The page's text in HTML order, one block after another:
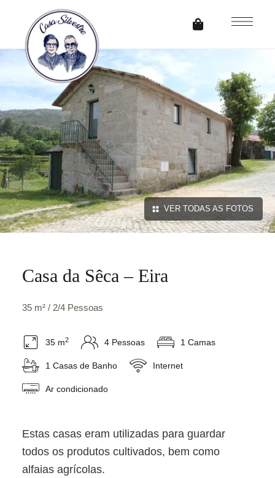
VER TODAS AS FOTOS
Casa da Sêca – Eira
35 m² / 2/4 Pessoas
35 m2 4 Pessoas 1 Camas
1 Casas de Banho Internet
Ar condicionado
Estas casas eram utilizadas para guardar
todos os produtos cultivados, bem como
alfaias agrícolas.